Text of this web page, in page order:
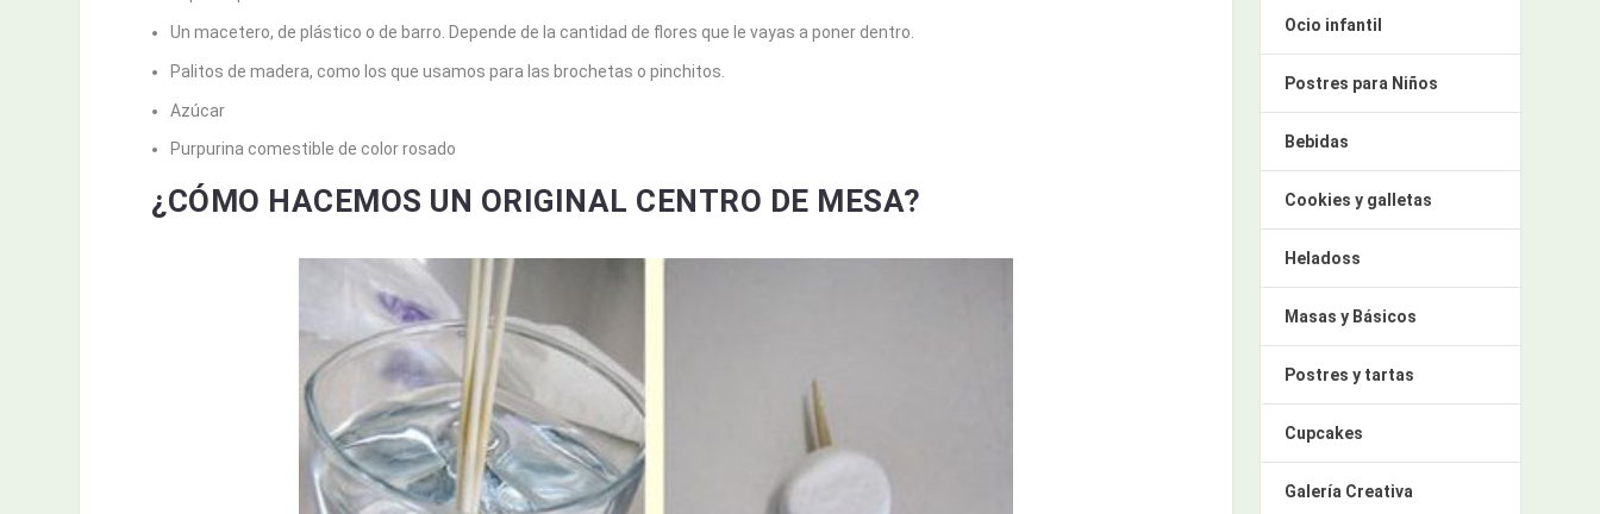
Un macetero, de plástico o de barro. Depende de la cantidad de flores que le vayas a poner dentro.
Palitos de madera, como los que usamos para las brochetas o pinchitos.
Azúcar
Purpurina comestible de color rosado
¿CÓMO HACEMOS UN ORIGINAL CENTRO DE MESA?
Ocio infantil
Postres para Niños
Bebidas
Cookies y galletas
Heladoss
Masas y Básicos
Postres y tartas
Cupcakes
Galería Creativa